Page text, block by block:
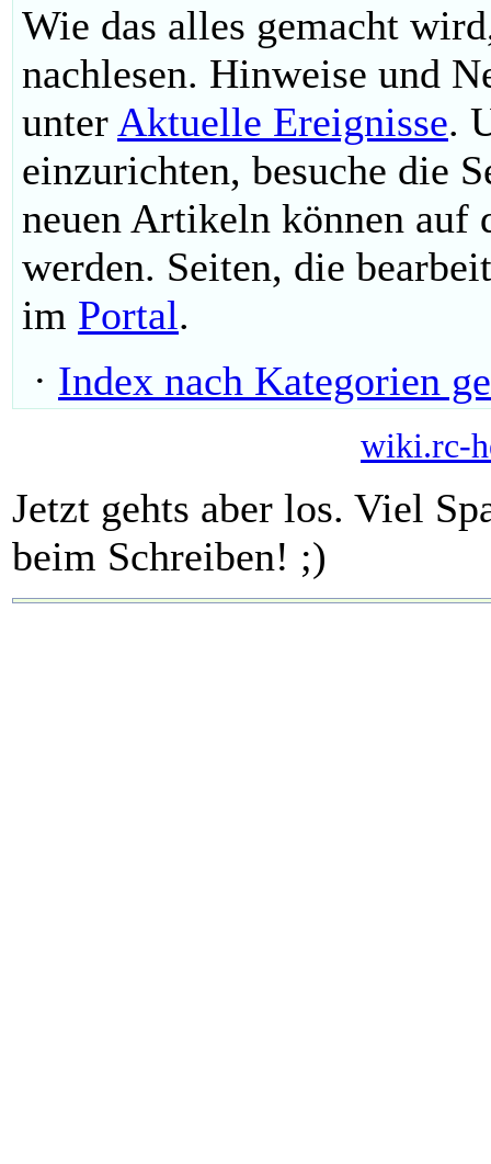
Wie das alles gemacht
nachlesen. Hinweise und
unter Aktuelle Ereignisse.
einzurichten, besuche die
neuen Artikeln können auf
werden. Seiten, die
im Portal.
· Index nach Kategorien
wiki.rc-
Jetzt gehts aber los. Viel
beim Schreiben! ;)